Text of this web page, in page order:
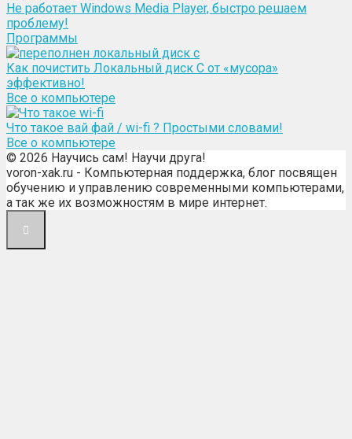
Не работает Windows Media Player, быстро решаем
проблему!
Программы
Как почистить Локальный диск С от «мусора»
эффективно!
Все о компьютере
Что такое вай фай / wi-fi ? Простыми словами!
Все о компьютере
© 2026 Научись сам! Научи друга!
voron-xak.ru - Компьютерная поддержка, блог посвящен
обучению и управлению современными компьютерами,
а так же их возможностям в мире интернет.